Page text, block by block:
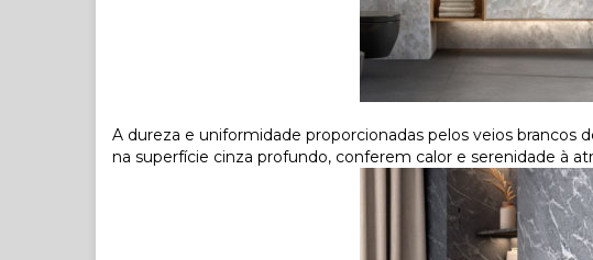
A dureza e uniformidade proporcionadas pelos veios brancos
na superfície cinza profundo, conferem calor e serenidade à